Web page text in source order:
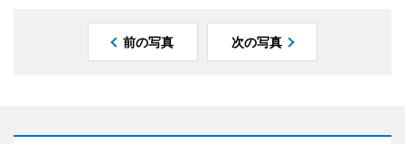
前の写真 次の写真